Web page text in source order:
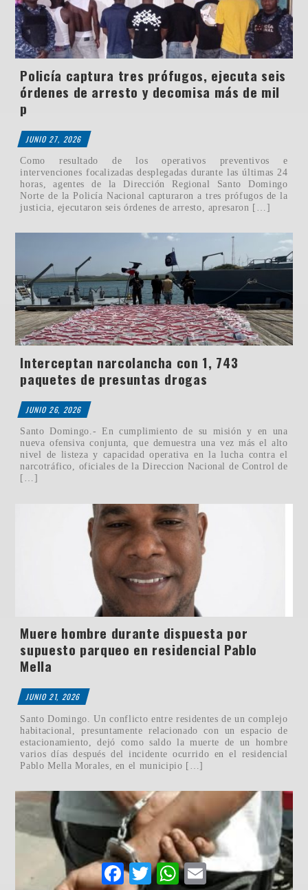
Policía captura tres prófugos, ejecuta seis
órdenes de arresto y decomisa más de mil
p
JUNIO 27, 2026
Como resultado de los operativos preventivos e
intervenciones focalizadas desplegadas durante las últimas 24
horas, agentes de la Dirección Regional Santo Domingo
Norte de la Policía Nacional capturaron a tres prófugos de la
justicia, ejecutaron seis órdenes de arresto, apresaron […]
Interceptan narcolancha con 1, 743
paquetes de presuntas drogas
JUNIO 26, 2026
Santo Domingo.- En cumplimiento de su misión y en una
nueva ofensiva conjunta, que demuestra una vez más el alto
nivel de listeza y capacidad operativa en la lucha contra el
narcotráfico, oficiales de la Direccion Nacional de Control de
[…]
Muere hombre durante dispuesta por
supuesto parqueo en residencial Pablo
Mella
JUNIO 21, 2026
Santo Domingo. Un conflicto entre residentes de un complejo
habitacional, presuntamente relacionado con un espacio de
estacionamiento, dejó como saldo la muerte de un hombre
varios días después del incidente ocurrido en el residencial
Pablo Mella Morales, en el municipio […]
FacebookTwitterWhatsApp
Email